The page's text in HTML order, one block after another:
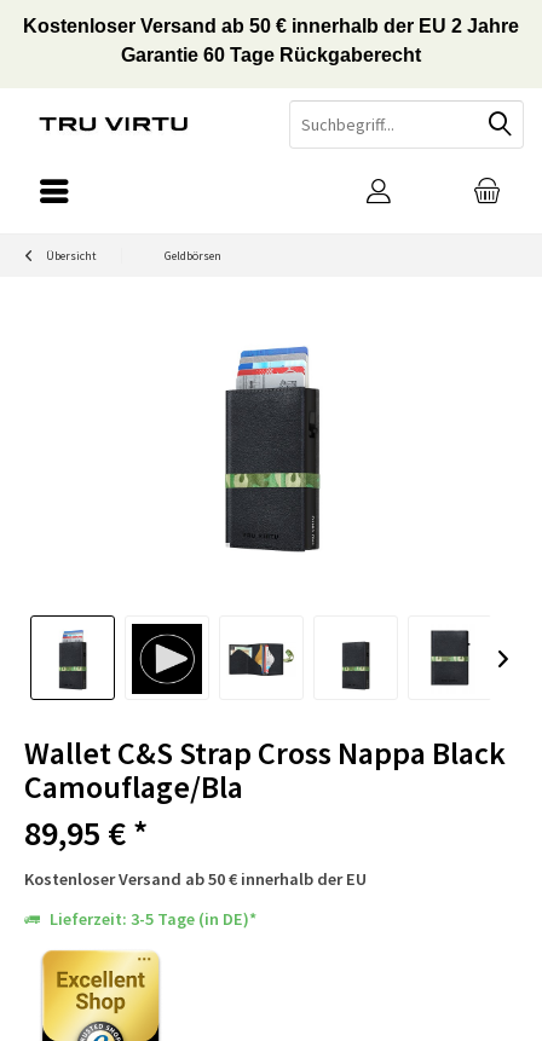
Kostenloser Versand ab 50 € innerhalb der EU 2 Jahre
Garantie 60 Tage Rückgaberecht
Übersicht Geldbörsen
Wallet C&S Strap Cross Nappa Black
Camouflage/Bla
89,95 € *
Kostenloser Versand ab 50 € innerhalb der EU
Lieferzeit: 3-5 Tage (in DE)*